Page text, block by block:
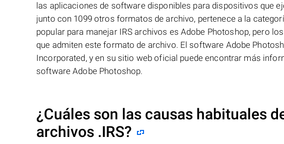
las aplicaciones de software disponibles para dispositivos que
junto con 1099 otros formatos de archivo, pertenece a la
popular para manejar IRS archivos es Adobe Photoshop, pero
que admiten este formato de archivo. El software Adobe
Incorporated, y en su sitio web oficial puede encontrar más
software Adobe Photoshop.
¿Cuáles son las causas habituales
archivos .IRS?